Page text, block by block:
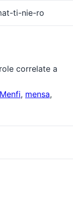
ti-nie-ro
correlate a
Menfi, mensa,